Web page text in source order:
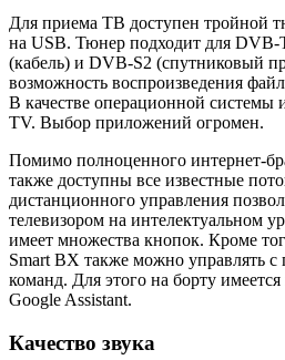
Для приема ТВ доступен тройной
на USB. Тюнер подходит для
(кабель) и DVB-S2 (спутниковый
возможность воспроизведения
В качестве операционной системы
TV. Выбор приложений огромен.
Помимо полноценного интернет-
также доступны все известные
дистанционного управления
телевизором на интелектуальном
имеет множества кнопок. Кроме
Smart BX также можно управлять
команд. Для этого на борту
Google Assistant.
Качество звука